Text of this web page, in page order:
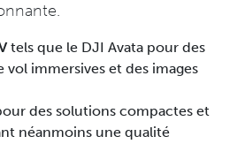
tels que le DJI Avata pour des
vol immersives et des images
des solutions compactes et
néanmoins une qualité